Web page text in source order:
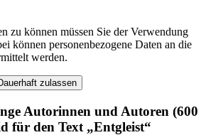
zu können müssen Sie der Verwendung
können personenbezogene Daten an die
werden.
zulassen
Autorinnen und Autoren (600
für den Text „Entgleist“